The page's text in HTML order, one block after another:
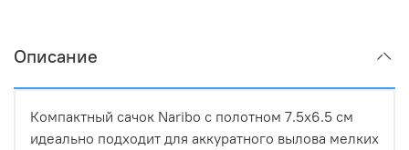
Описание
Компактный сачок Naribo с полотном 7.5х6.5 см
идеально подходит для аккуратного вылова мелких